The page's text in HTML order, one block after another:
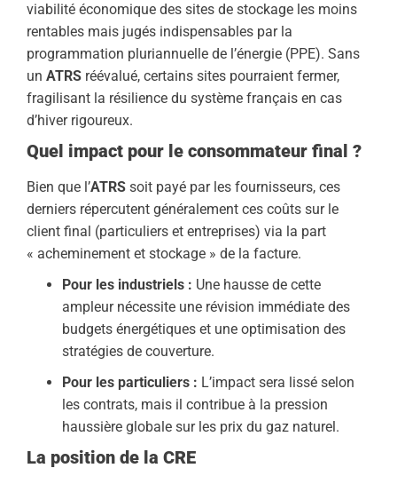
viabilité économique des sites de stockage les moins
rentables mais jugés indispensables par la
programmation pluriannuelle de l’énergie (PPE). Sans
un ATRS réévalué, certains sites pourraient fermer,
fragilisant la résilience du système français en cas
d’hiver rigoureux.
Quel impact pour le consommateur final ?
Bien que l’ATRS soit payé par les fournisseurs, ces
derniers répercutent généralement ces coûts sur le
client final (particuliers et entreprises) via la part
« acheminement et stockage » de la facture.
Pour les industriels : Une hausse de cette
ampleur nécessite une révision immédiate des
budgets énergétiques et une optimisation des
stratégies de couverture.
Pour les particuliers : L’impact sera lissé selon
les contrats, mais il contribue à la pression
haussière globale sur les prix du gaz naturel.
La position de la CRE